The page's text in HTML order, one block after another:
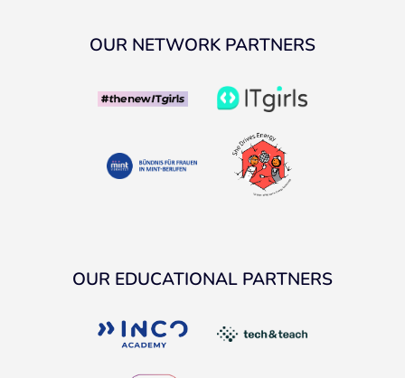
OUR NETWORK PARTNERS
OUR EDUCATIONAL PARTNERS